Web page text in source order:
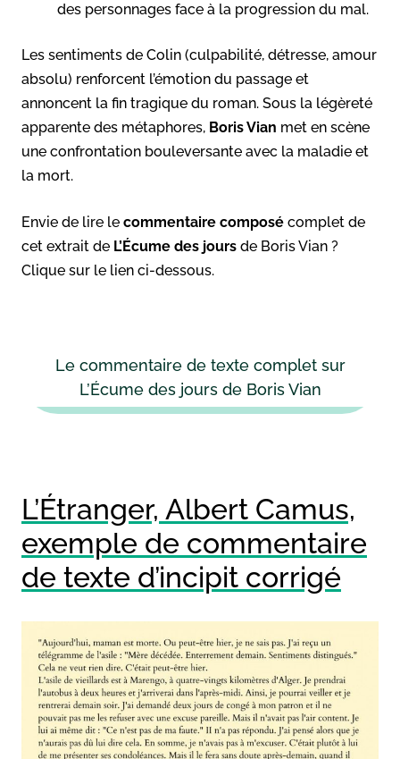
des personnages face à la progression du mal.
Les sentiments de Colin (culpabilité, détresse, amour
absolu) renforcent l’émotion du passage et
annoncent la fin tragique du roman. Sous la légèreté
apparente des métaphores, Boris Vian met en scène
une confrontation bouleversante avec la maladie et
la mort.
Envie de lire le commentaire composé complet de
cet extrait de L’Écume des jours de Boris Vian ?
Clique sur le lien ci-dessous.
Le commentaire de texte complet sur
L’Écume des jours de Boris Vian
L’Étranger, Albert Camus,
exemple de commentaire
de texte d’incipit corrigé